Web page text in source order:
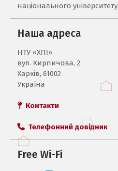
національного університету
Наша адреса
НТУ «ХПI»
вул. Кирпичова, 2
Харків, 61002
Україна
Контакти
Телефонний довідник
Free Wi-Fi